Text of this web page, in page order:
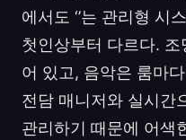
에서도 ‘’는 관리형 시
첫인상부터 다르다.
어 있고, 음악은 룸마
전담 매니저와 실시간
관리하기 때문에 어색